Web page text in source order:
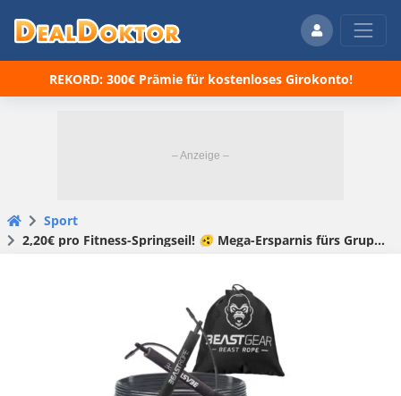
REKORD: 300€ Prämie für kostenloses Girokonto!
Sport
2,20€ pro Fitness-Springseil! 🫨 Mega-Ersparnis fürs Gruppentraining: 10 BEASTGEAR Speed-Springseile für 21,98€! Perfekt für alle, die nicht allein hüpfen wollen! 😀